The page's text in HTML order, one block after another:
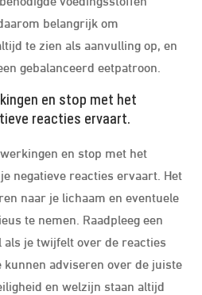
belangrijk om
te zien als aanvulling op, en
gebalanceerd eetpatroon.
en stop met het
reacties ervaart.
en stop met het
negatieve reacties ervaart. Het
naar je lichaam en eventuele
te nemen. Raadpleeg een
je twijfelt over de reacties
adviseren over de juiste
en welzijn staan altijd